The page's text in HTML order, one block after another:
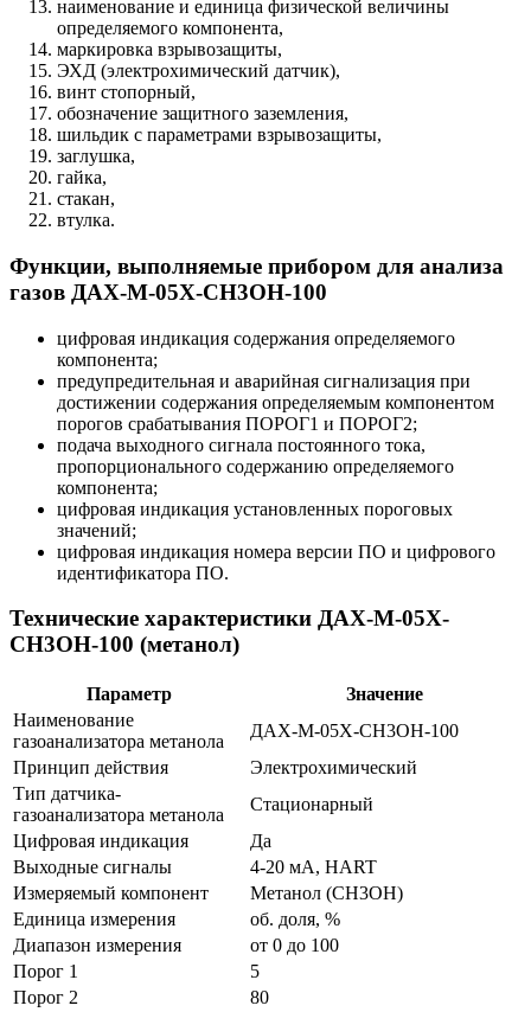
наименование и единица физической величины
определяемого компонента,
маркировка взрывозащиты,
ЭХД (электрохимический датчик),
винт стопорный,
обозначение защитного заземления,
шильдик с параметрами взрывозащиты,
заглушка,
гайка,
стакан,
втулка.
Функции, выполняемые прибором для анализа
газов ДАХ-М-05Х-CH3OH-100
цифровая индикация содержания определяемого
компонента;
предупредительная и аварийная сигнализация при
достижении содержания определяемым компонентом
порогов срабатывания ПОРОГ1 и ПОРОГ2;
подача выходного сигнала постоянного тока,
пропорционального содержанию определяемого
компонента;
цифровая индикация установленных пороговых
значений;
цифровая индикация номера версии ПО и цифрового
идентификатора ПО.
Технические характеристики ДАХ-М-05Х-
CH3OH-100 (метанол)
Параметр
Значение
Наименование
газоанализатора метанола
ДАХ-М-05Х-CH3OH-100
Принцип действия
Электрохимический
Тип датчика-
газоанализатора метанола
Стационарный
Цифровая индикация
Да
Выходные сигналы
4-20 мА, HART
Измеряемый компонент
Метанол (CH3OH)
Единица измерения
об. доля, %
Диапазон измерения
от 0 до 100
Порог 1
5
Порог 2
80